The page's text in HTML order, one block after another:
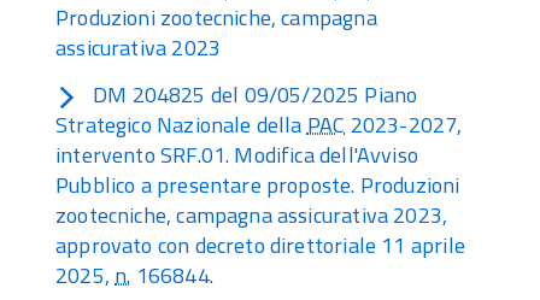
Produzioni zootecniche, campagna
assicurativa 2023
DM 204825 del 09/05/2025 Piano
Strategico Nazionale dellaPAC 2023-2027,
intervento SRF.01. Modifica dell'Avviso
Pubblico a presentare proposte. Produzioni
zootecniche, campagna assicurativa 2023,
approvato con decreto direttoriale 11 aprile
2025,n. 166844.